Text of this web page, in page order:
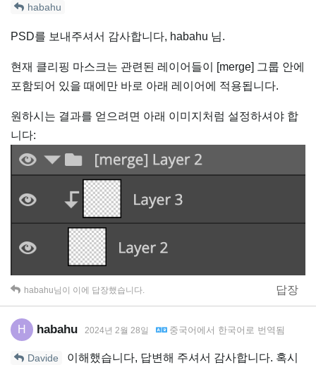
habahu
PSD를 보내주셔서 감사합니다, habahu 님.
현재 클리핑 마스크는 관련된 레이어들이 [merge] 그룹 안에
포함되어 있을 때에만 바로 아래 레이어에 적용됩니다.
원하시는 결과를 얻으려면 아래 이미지처럼 설정하셔야 합
니다:
답장
habahu님이 이에 답장했습니다.
H habahu 2024년 2월 28일 중국어 에서 한국어 로 번역됨
Davide
이해했습니다, 답변해 주셔서 감사합니다. 혹시